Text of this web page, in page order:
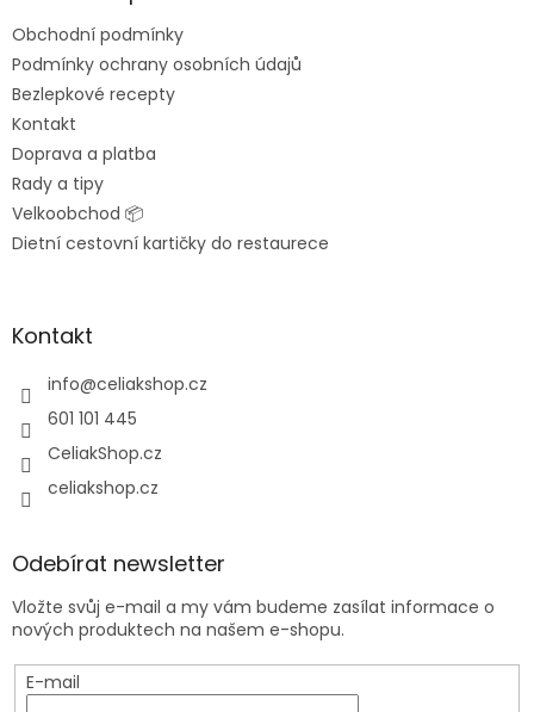
Obchodní podmínky
Podmínky ochrany osobních údajů
Bezlepkové recepty
Kontakt
Doprava a platba
Rady a tipy
Velkoobchod 📦
Dietní cestovní kartičky do restaurece
Kontakt
info@celiakshop.cz
601 101 445
CeliakShop.cz
celiakshop.cz
Odebírat newsletter
Vložte svůj e-mail a my vám budeme zasílat informace o
nových produktech na našem e-shopu.
E-mail